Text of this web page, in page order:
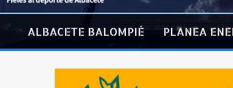
ALBACETE BALOMPIÉ PLANEA